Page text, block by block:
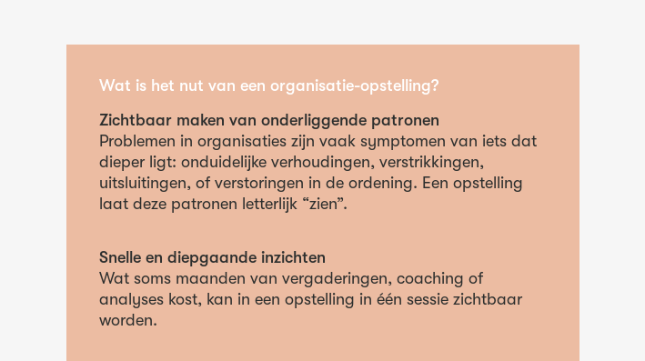
Wat is het nut van een organisatie-opstelling?
Zichtbaar maken van onderliggende patronen
Problemen in organisaties zijn vaak symptomen van iets dat
dieper ligt: onduidelijke verhoudingen, verstrikkingen,
uitsluitingen, of verstoringen in de ordening. Een opstelling
laat deze patronen letterlijk “zien”.
Snelle en diepgaande inzichten
Wat soms maanden van vergaderingen, coaching of
analyses kost, kan in een opstelling in één sessie zichtbaar
worden.